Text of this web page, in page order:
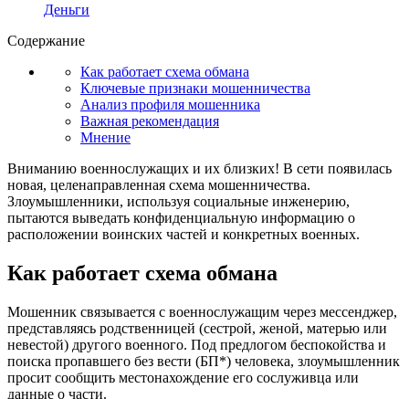
Деньги
Содержание
Как работает схема обмана
Ключевые признаки мошенничества
Анализ профиля мошенника
Важная рекомендация
Мнение
Вниманию военнослужащих и их близких! В сети появилась
новая, целенаправленная схема мошенничества.
Злоумышленники, используя социальные инженерию,
пытаются выведать конфиденциальную информацию о
расположении воинских частей и конкретных военных.
Как работает схема обмана
Мошенник связывается с военнослужащим через мессенджер,
представляясь родственницей (сестрой, женой, матерью или
невестой) другого военного. Под предлогом беспокойства и
поиска пропавшего без вести (БП*) человека, злоумышленник
просит сообщить местонахождение его сослуживца или
данные о части.